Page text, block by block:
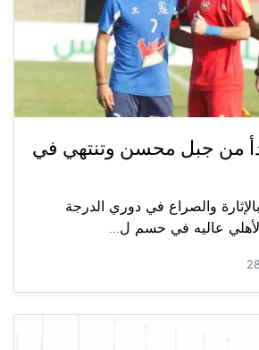
من جبل محسن وتنتهي في
والصراع في دوري الدرجة
الأهلي عاليه في حسم ل...